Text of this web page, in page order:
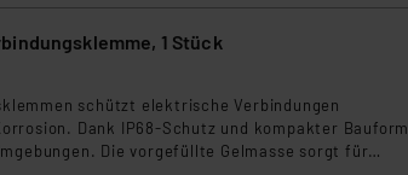
1 Stück
schützt elektrische Verbindungen
Dank IP68-Schutz und kompakter Bauform
Die vorgefüllte Gelmasse sorgt für